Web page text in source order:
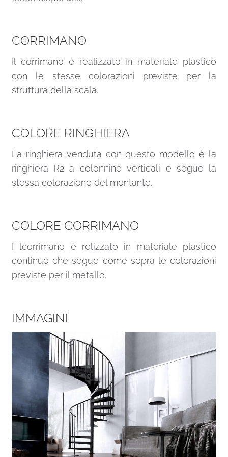
CORRIMANO
Il corrimano è realizzato in materiale plastico
con le stesse colorazioni previste per la
struttura della scala.
COLORE RINGHIERA
La ringhiera venduta con questo modello è la
ringhiera R2 a colonnine verticali e segue la
stessa colorazione del montante.
COLORE CORRIMANO
I lcorrimano è relizzato in materiale plastico
continuo che segue come sopra le colorazioni
previste per il metallo.
IMMAGINI